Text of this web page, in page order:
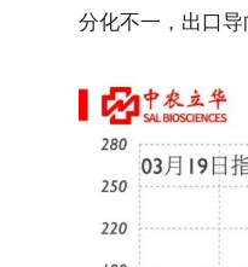
分化不一，出口